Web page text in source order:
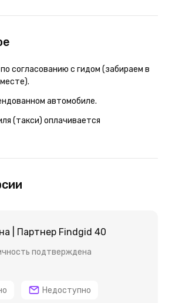
согласованию с гидом (забираем в
автомобиле.
(такси) оплачивается
| Партнер Findgid 40
подтверждена
Недоступно